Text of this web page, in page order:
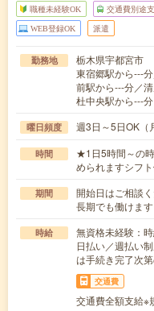
職種未経験OK 交通費別途
WEB登録OK 派遣
勤務地
栃木県宇都宮市
東宿郷駅から---
前駅から---分／
杜中央駅から---分
曜日頻度 週3日～5日OK
時間
★1日5時間～の
められますシフ
期間
開始日はご相談
長期でも働けます
時給
無資格未経験：
日払い／週払い
は手続き完了次
交通費
交通費全額支給※